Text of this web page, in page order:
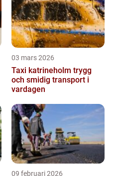
03 mars 2026
Taxi katrineholm trygg
och smidig transport i
vardagen
09 februari 2026